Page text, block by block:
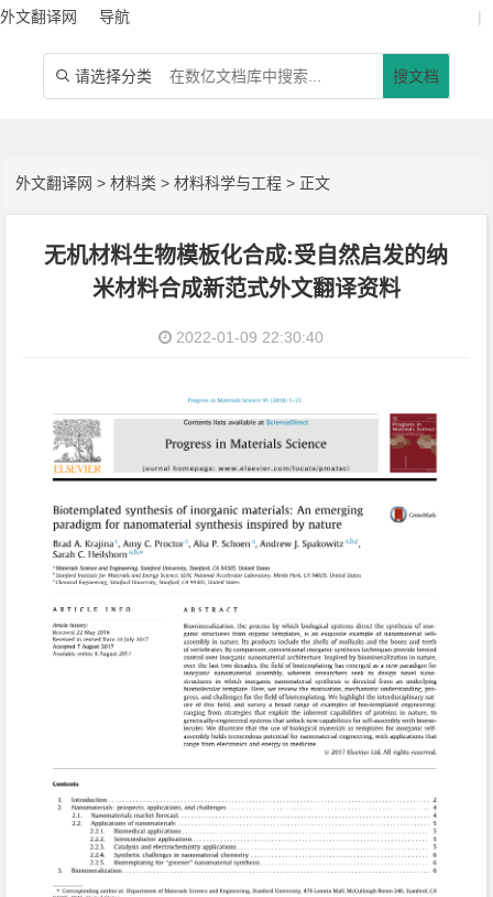
外文翻译网 导航 |
 请选择分类 搜文档
外文翻译网 >材料类 >材料科学与工程 > 正文
无机材料生物模板化合成:受自然启发的纳
米材料合成新范式外文翻译资料
2022-01-09 22:30:40